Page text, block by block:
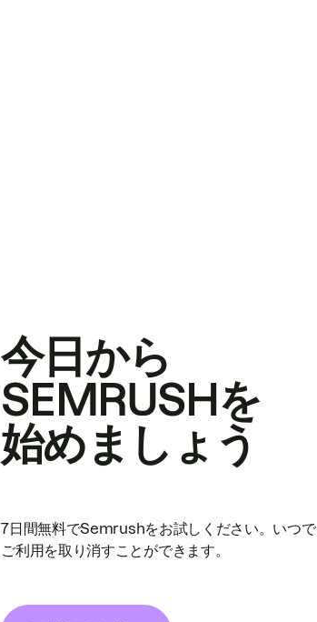
今日から
SEMRUSHを
始めましょう
7日間無料でSemrushをお試しください。いつ
ご利用を取り消すことができます。